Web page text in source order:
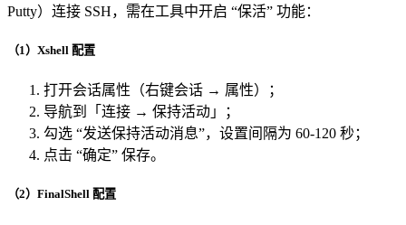
Putty）连接 SSH，需在工具中开启 “保活” 功能：
（1）Xshell 配置
打开会话属性（右键会话 → 属性）；
导航到「连接 → 保持活动」；
勾选 “发送保持活动消息”，设置间隔为 60-120 秒；
点击 “确定” 保存。
（2）FinalShell 配置